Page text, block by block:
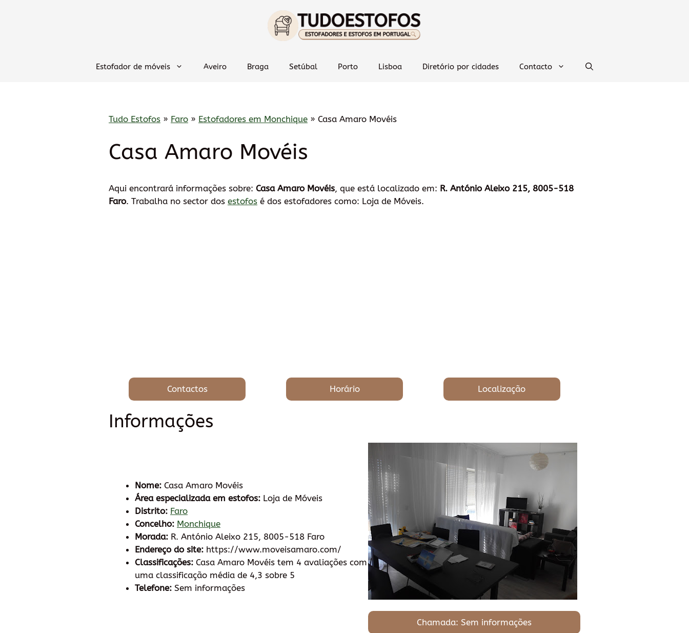
Estofador de móveis Aveiro Braga Setúbal Porto Lisboa Diretório por cidades Contacto
Tudo Estofos » Faro » Estofadores em Monchique » Casa Amaro Movéis
Casa Amaro Movéis
Aqui encontrará informações sobre: Casa Amaro Movéis, que está localizado em: R. António Aleixo 215, 8005-518
Faro. Trabalha no sector dos estofos é dos estofadores como: Loja de Móveis.
Contactos Horário Localização
Informações
Nome: Casa Amaro Movéis
Área especializada em estofos: Loja de Móveis
Distrito: Faro
Concelho: Monchique
Morada: R. António Aleixo 215, 8005-518 Faro
Endereço do site: https://www.moveisamaro.com/
Classificações: Casa Amaro Movéis tem 4 avaliações com
uma classificação média de 4,3 sobre 5
Telefone: Sem informações
Chamada: Sem informações